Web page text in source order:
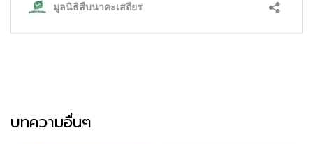
บทความอื่นๆ